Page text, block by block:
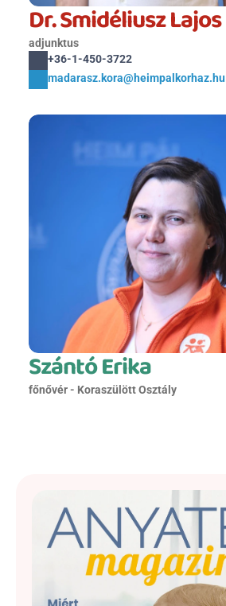
Dr. Smidéliusz Lajos
adjunktus
+36-1-450-3722
madarasz.kora@heimpalkorhaz.hu
Szántó Erika
főnővér - Koraszülött Osztály